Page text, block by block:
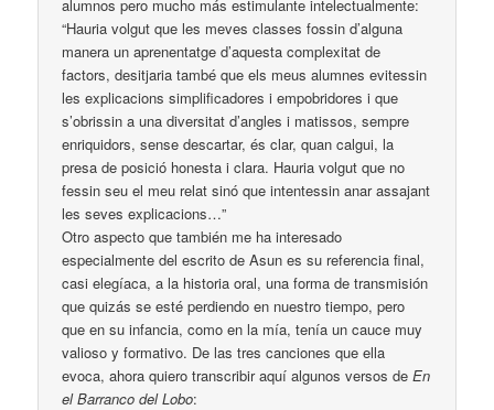
alumnos pero mucho más estimulante intelectualmente:
“Hauria volgut que les meves classes fossin d’alguna
manera un aprenentatge d’aquesta complexitat de
factors, desitjaria també que els meus alumnes evitessin
les explicacions simplificadores i empobridores i que
s’obrissin a una diversitat d’angles i matissos, sempre
enriquidors, sense descartar, és clar, quan calgui, la
presa de posició honesta i clara. Hauria volgut que no
fessin seu el meu relat sinó que intentessin anar assajant
les seves explicacions…”
Otro aspecto que también me ha interesado
especialmente del escrito de Asun es su referencia final,
casi elegíaca, a la historia oral, una forma de transmisión
que quizás se esté perdiendo en nuestro tiempo, pero
que en su infancia, como en la mía, tenía un cauce muy
valioso y formativo. De las tres canciones que ella
evoca, ahora quiero transcribir aquí algunos versos deEn
el Barranco del Lobo: